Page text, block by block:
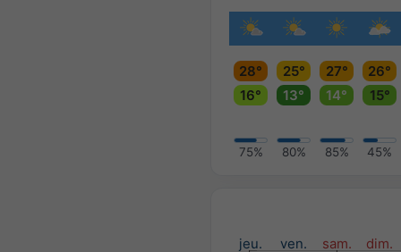
28° 25° 27°
26°
16°
13° 14° 15°
75% 80% 85% 45%
jeu. ven. sam. dim.